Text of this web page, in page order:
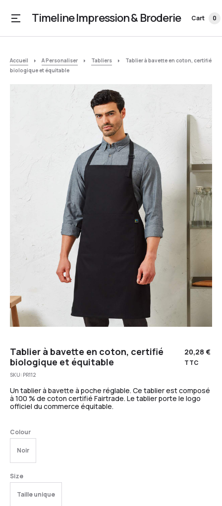
Timeline Impression & Broderie Cart 0
Accueil A Personaliser Tabliers
Tablier à bavette en coton, certifié
biologique et équitable
Tablier à bavette en coton, certifié
biologique et équitable
20,28€
TTC
SKU: PR112
Un tablier à bavette à poche réglable. Ce tablier est composé
à 100 % de coton certifié Fairtrade. Le tablier porte le logo
officiel du commerce équitable.
Colour
Noir
Size
Taille unique